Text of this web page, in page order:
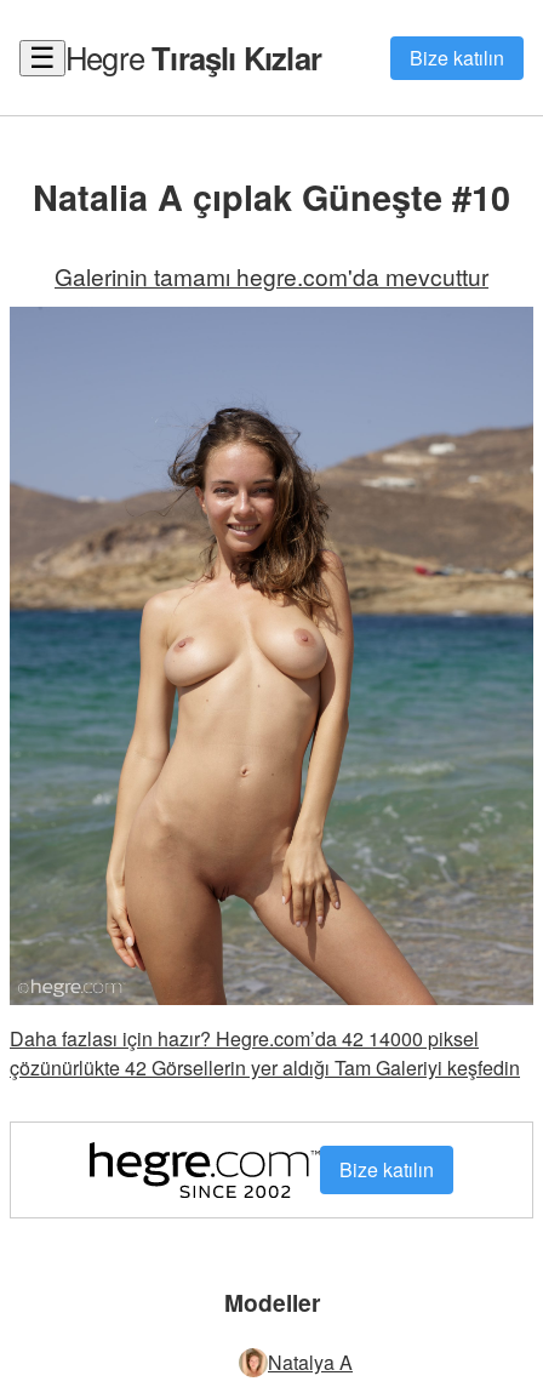
☰ HegreTıraşlı Kızlar Bize katılın
Natalia A çıplak Güneşte #10
Galerinin tamamı hegre.com'da mevcuttur
Daha fazlası için hazır? Hegre.com’da 42 14000 piksel
çözünürlükte 42 Görsellerin yer aldığı Tam Galeriyi keşfedin
Bize katılın
Modeller
Natalya A